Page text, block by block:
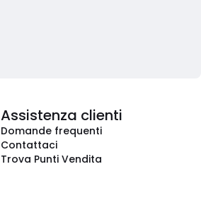
Assistenza clienti
Domande frequenti
Contattaci
Trova Punti Vendita